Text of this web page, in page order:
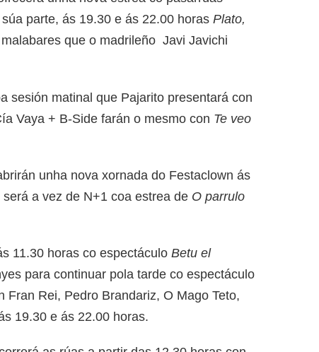
parte, ás 19.30 e ás 22.00 horas Plato,
que o madrileño Javi Javichi
sesión matinal que Pajarito presentará con
Vaya + B-Side farán o mesmo con Te veo
unha nova xornada do Festaclown ás
será a vez de N+1 coa estrea de O parrulo
11.30 horas co espectáculo Betu el
para continuar pola tarde co espectáculo
Fran Rei, Pedro Brandariz, O Mago Teto,
19.30 e ás 22.00 horas.